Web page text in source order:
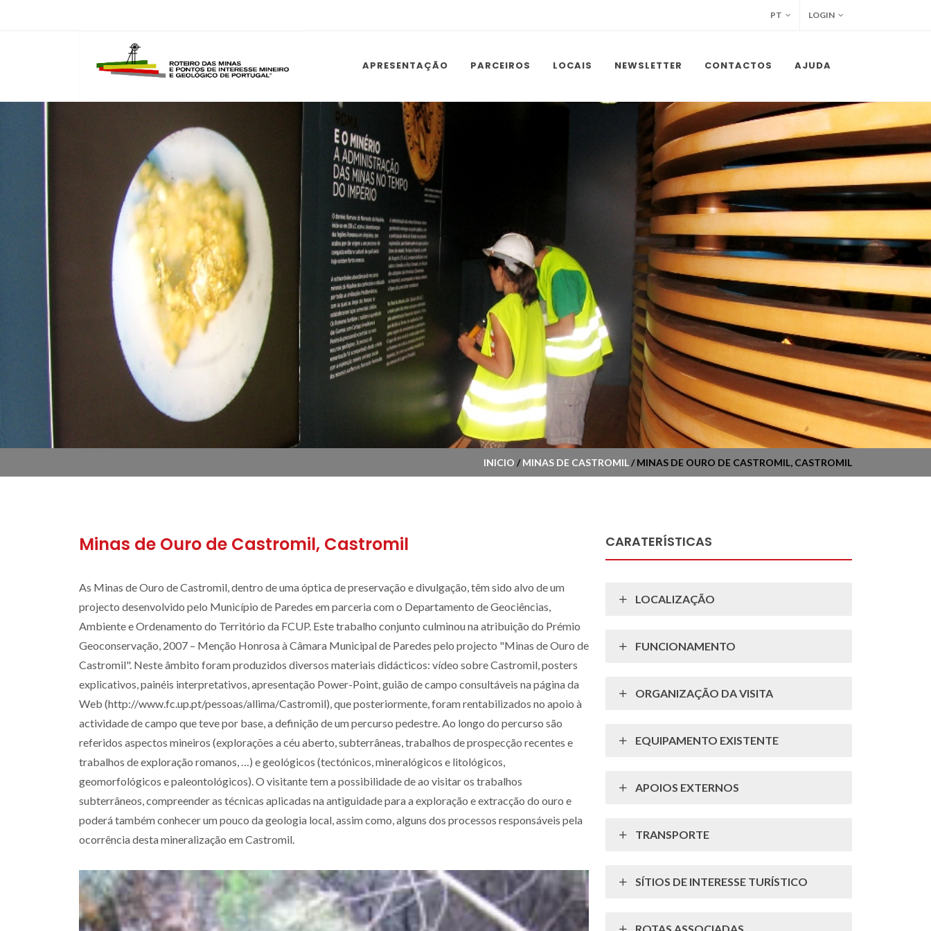
PT LOGIN
APRESENTAÇÃO PARCEIROS LOCAIS NEWSLETTER CONTACTOS AJUDA
INICIO /MINAS DE CASTROMIL/ MINAS DE OURO DE CASTROMIL, CASTROMIL
Minas de Ouro de Castromil, Castromil
As Minas de Ouro de Castromil, dentro de uma óptica de preservação e divulgação, têm sido alvo de um
projecto desenvolvido pelo Município de Paredes em parceria com o Departamento de Geociências,
Ambiente e Ordenamento do Território da FCUP. Este trabalho conjunto culminou na atribuição do Prémio
Geoconservação, 2007 – Menção Honrosa à Câmara Municipal de Paredes pelo projecto "Minas de Ouro de
Castromil". Neste âmbito foram produzidos diversos materiais didácticos: vídeo sobre Castromil, posters
explicativos, painéis interpretativos, apresentação Power-Point, guião de campo consultáveis na página da
Web (http://www.fc.up.pt/pessoas/allima/Castromil), que posteriormente, foram rentabilizados no apoio à
actividade de campo que teve por base, a definição de um percurso pedestre. Ao longo do percurso são
referidos aspectos mineiros (explorações a céu aberto, subterrâneas, trabalhos de prospecção recentes e
trabalhos de exploração romanos, …) e geológicos (tectónicos, mineralógicos e litológicos,
geomorfológicos e paleontológicos). O visitante tem a possibilidade de ao visitar os trabalhos
subterrâneos, compreender as técnicas aplicadas na antiguidade para a exploração e extracção do ouro e
poderá também conhecer um pouco da geologia local, assim como, alguns dos processos responsáveis pela
ocorrência desta mineralização em Castromil.
CARATERÍSTICAS
LOCALIZAÇÃO
FUNCIONAMENTO
ORGANIZAÇÃO DA VISITA
EQUIPAMENTO EXISTENTE
APOIOS EXTERNOS
TRANSPORTE
SÍTIOS DE INTERESSE TURÍSTICO